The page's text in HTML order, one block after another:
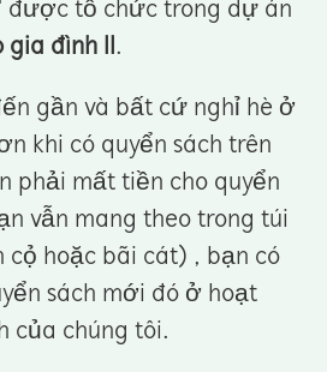
được tổ chức trong dự án
đình ll .
gần và bất cứ nghỉ hè ở
khi có quyển sách trên
phải mất tiền cho quyển
vẫn mang theo trong túi
cọ̉ hoặc bãi cát) , bạn có
sách mới đó ở hoạt
của chúng tôi.